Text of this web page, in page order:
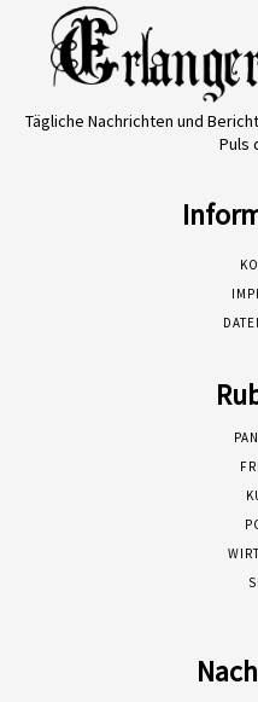
Tägliche Nachrichten und
Puls